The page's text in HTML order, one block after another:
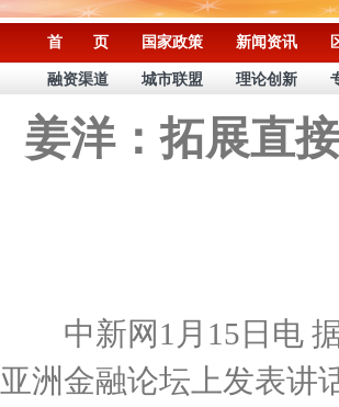
首 页 国家政策 新闻资讯
融资渠道 城市联盟 理论创新
姜洋：拓展直
中新网1月15日电 据
亚洲金融论坛上发表讲